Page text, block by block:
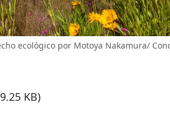
ecológico por Motoya Nakamura/
KB)